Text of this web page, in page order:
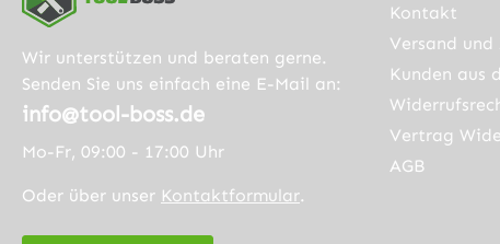
Wir unterstützen und beraten gerne.
Senden Sie uns einfach eine E-Mail an:
info@tool-boss.de
Mo-Fr, 09:00 - 17:00 Uhr
Oder über unser Kontaktformular.
Kontakt
Versand
Kunden aus
Vertrag
AGB